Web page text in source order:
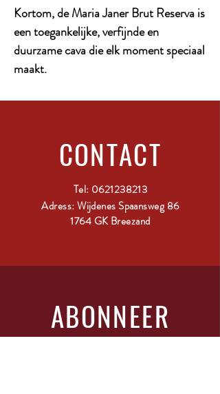
Kortom, de Maria Janer Brut Reserva is
een toegankelijke, verfijnde en
duurzame cava die elk moment speciaal
maakt.
CONTACT
Tel: 0621238213
Adress: Wijdenes Spaansweg 86
1764 GK Breezand
ABONNEER